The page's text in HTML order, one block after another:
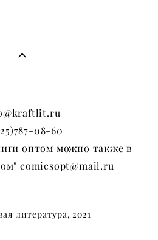
08-60
оптом можно также в
comicsopt@mail.ru
литература, 2021